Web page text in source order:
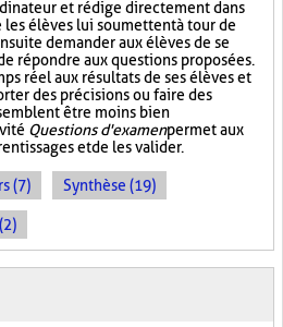
et rédige directement dans
élèves lui soumettent à tour de
demander aux élèves de se
répondre aux questions proposées.
réel aux résultats de ses élèves et
des précisions ou faire des
être moins bien
Questions d'examenpermet aux
et de les valider.
(7) Synthèse (19)